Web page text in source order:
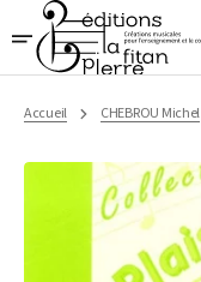
Ignorer
et
passer
au
Accueil CHEBROU Michel